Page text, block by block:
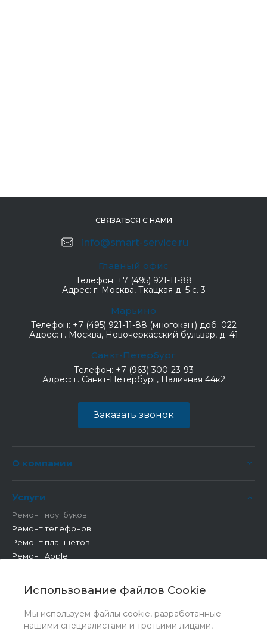
Использование файлов Cookie
Мы используем файлы cookie, разработанные
нашими специалистами и третьими лицами,
СВЯЗАТЬСЯ С НАМИ
info@smart-service.ru
Главный офис
Телефон: +7 (495) 921-11-88
Адрес: г. Москва, Ткацкая д. 5 с. 3
Марьино
Телефон: +7 (495) 921-11-88 (многокан.) доб. 022
Адрес: г. Москва, Новочеркасский бульвар, д. 41
Санкт-Петербург
Телефон: +7 (963) 300-23-93
Адрес: г. Санкт-Петербург, Наличная 44к2
Заказать звонок
О компании
Услуги
Ремонт ноутбуков
Ремонт телефонов
Ремонт планшетов
Ремонт Apple